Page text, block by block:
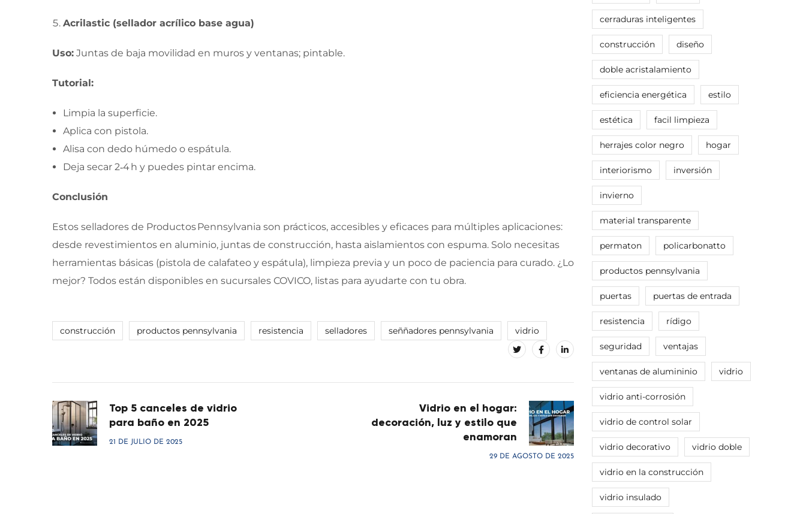
Acrilastic (sellador acrílico base agua)
Uso: Juntas de baja movilidad en muros y ventanas; pintable.
Tutorial:
Limpia la superficie.
Aplica con pistola.
Alisa con dedo húmedo o espátula.
Deja secar 2‑4 h y puedes pintar encima.
Conclusión
Estos selladores de Productos Pennsylvania son prácticos, accesibles y eficaces para múltiples aplicaciones:
desde revestimientos en aluminio, juntas de construcción, hasta aislamientos con espuma. Solo necesitas
herramientas básicas (pistola de calafateo y espátula), limpieza previa y un poco de paciencia para curado. ¿Lo
mejor? Todos están disponibles en sucursales COVICO, listas para ayudarte con tu obra.
construcción productos pennsylvania resistencia selladores seññadores pennsylvania vidrio
Top 5 canceles de vidrio
para baño en 2025
21 DE JULIO DE 2025
Vidrio en el hogar:
decoración, luz y estilo que
enamoran
29 DE AGOSTO DE 2025
cerraduras inteligentes
construcción diseño
doble acristalamiento
eficiencia energética estilo
estética facil limpieza
herrajes color negro hogar
interiorismo inversión
invierno
material transparente
permaton policarbonatto
productos pennsylvania
puertas puertas de entrada
resistencia rídigo
seguridad ventajas
ventanas de alumininio vidrio
vidrio anti-corrosión
vidrio de control solar
vidrio decorativo vidrio doble
vidrio en la construcción
vidrio insulado